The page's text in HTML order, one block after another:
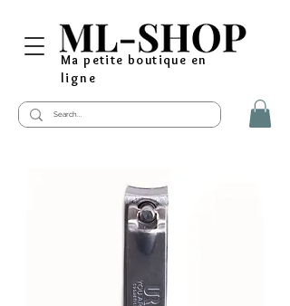
Ma petite boutique en
ligne